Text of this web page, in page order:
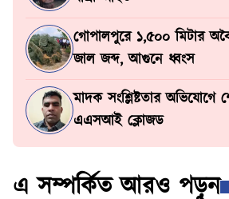
গোপালপুরে ১,৫০০ মিটার
জাল জব্দ, আগুনে ধ্বংস
মাদক সংশ্লিষ্টতার অভিযোগে
এএসআই ক্লোজড
এ সম্পর্কিত আরও পড়ুন